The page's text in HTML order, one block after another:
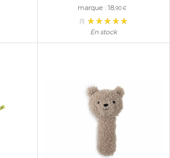
marque :18,90 €
(1)
En stock